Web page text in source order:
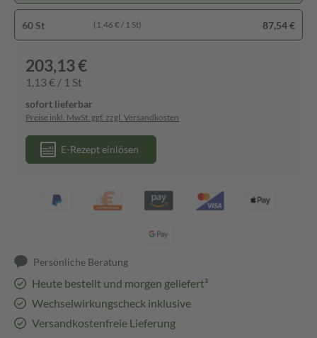
60 St (1,46 € / 1 St) 87,54 €
203,13 €
1,13 € / 1 St
sofort lieferbar
Preise inkl. MwSt. ggf. zzgl. Versandkosten
E-Rezept einlösen
Persönliche Beratung
Heute bestellt und morgen geliefert³
Wechselwirkungscheck inklusive
Versandkostenfreie Lieferung